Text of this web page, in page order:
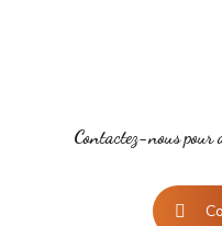
Contactez-nous